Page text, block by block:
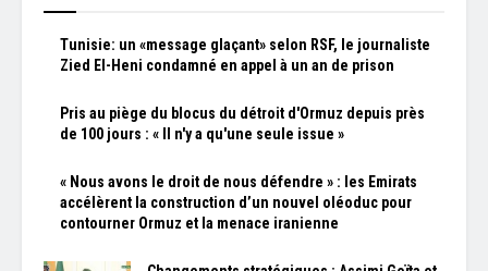
Tunisie: un «message glaçant» selon RSF, le journaliste
Zied El-Heni condamné en appel à un an de prison
Pris au piège du blocus du détroit d'Ormuz depuis près
de 100 jours : « Il n'y a qu'une seule issue »
« Nous avons le droit de nous défendre » : les Emirats
accélèrent la construction d’un nouvel oléoduc pour
contourner Ormuz et la menace iranienne